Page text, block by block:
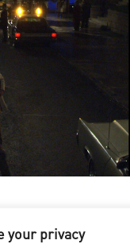
your privacy